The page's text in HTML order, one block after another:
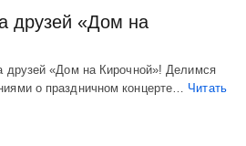
друзей «Дом на
друзей «Дом на Кирочной»! Делимся
о праздничном концерте… Читать